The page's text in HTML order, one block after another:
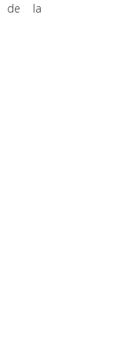
de la